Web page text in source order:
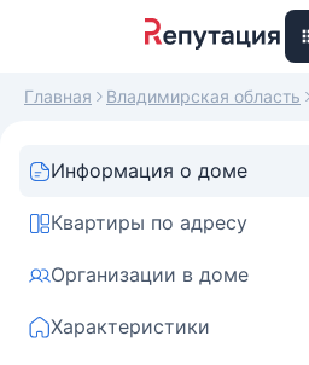
Главная Владимирская область
Информация о доме
Квартиры по адресу
Организации в доме
Характеристики